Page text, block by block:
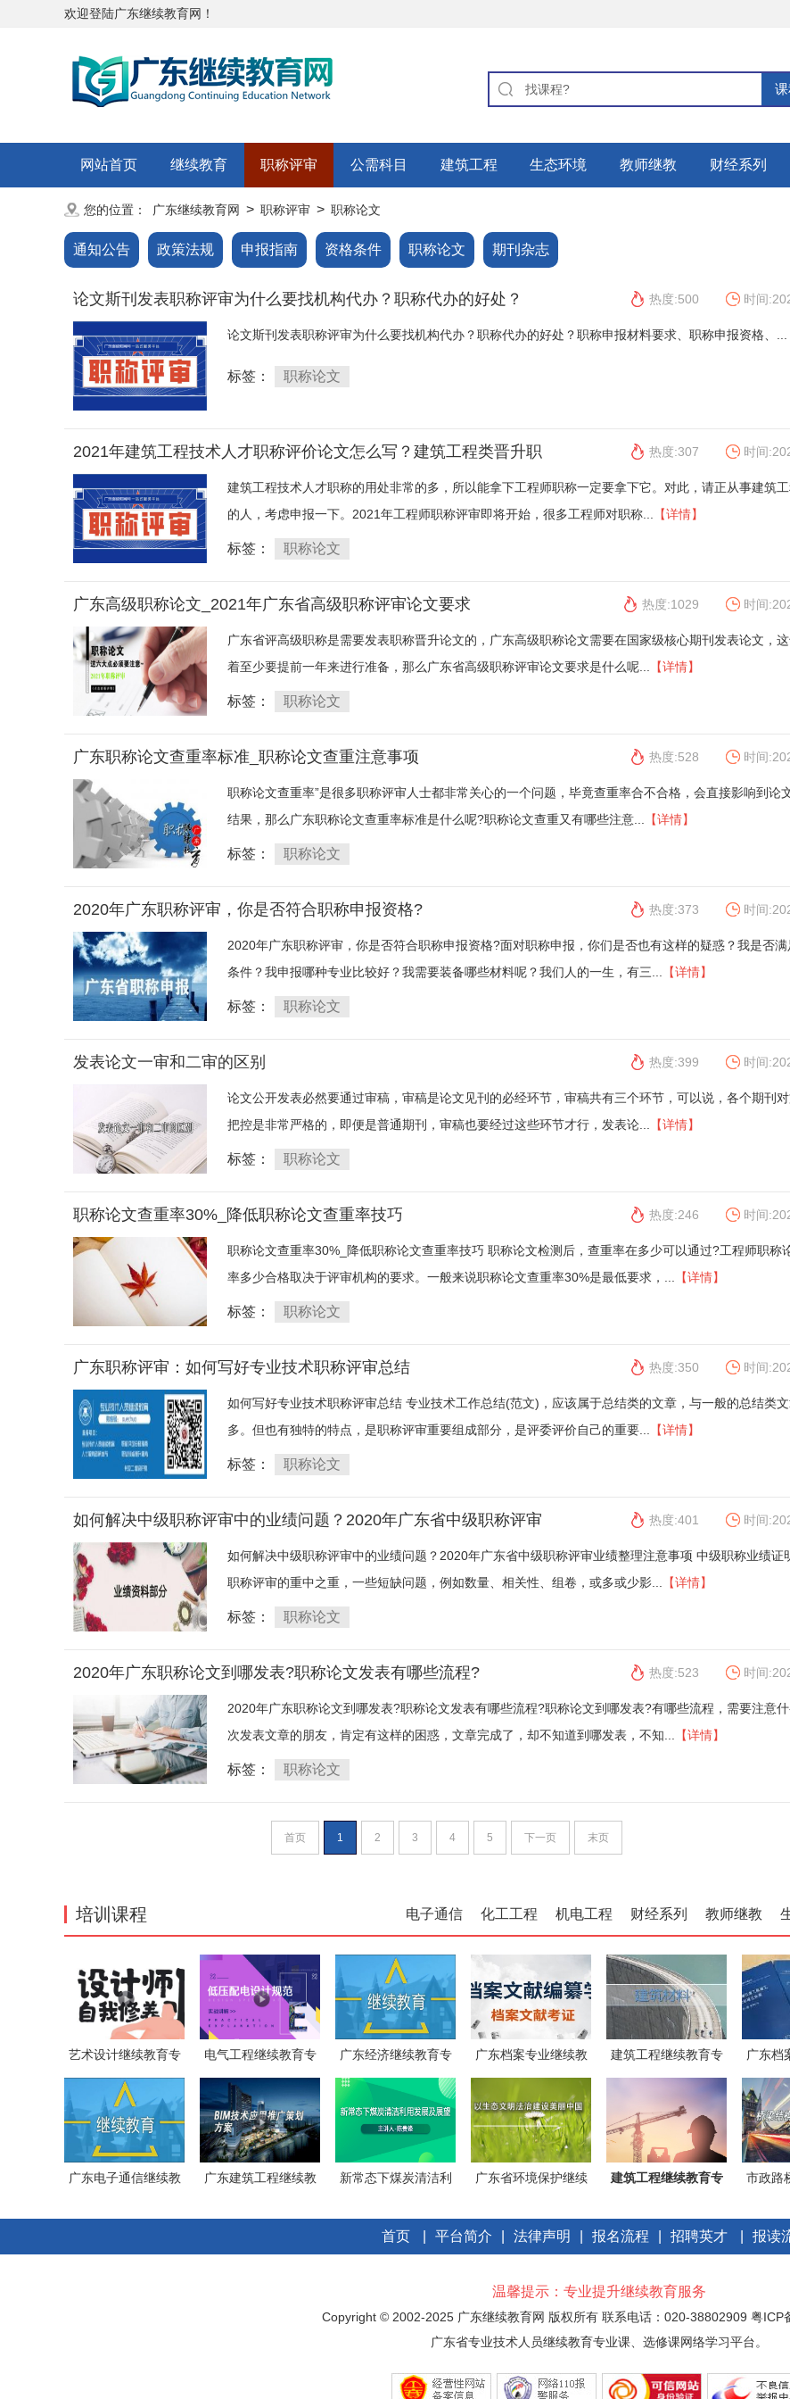
欢迎登陆广东继续教育网！
网站首页 继续教育 职称评审 公需科目 建筑工程 生态环境 教师继教 财经系列
您的位置： 广东继续教育网 > 职称评审 > 职称论文
通知公告 政策法规 申报指南 资格条件 职称论文 期刊杂志
论文斯刊发表职称评审为什么要找机构代办？职称代办的好处？ 时间
热度:500
论文斯刊发表职称评审为什么要找机构代办？职称代办的好处？职称申报材料要求、职称申报资格、...
标签： 职称论文
2021年建筑工程技术人才职称评价论文怎么写？建筑工程类晋升职 时间
热度:307
建筑工程技术人才职称的用处非常的多，所以能拿下工程师职称一定要拿下它。对此，请正从事建筑
的人，考虑申报一下。2021年工程师职称评审即将开始，很多工程师对职称...
【详情】
标签： 职称论文
广东高级职称论文_2021年广东省高级职称评审论文要求 时间
热度:1029
广东省评高级职称是需要发表职称晋升论文的，广东高级职称论文需要在国家级核心期刊发表论文，
着至少要提前一年来进行准备，那么广东省高级职称评审论文要求是什么呢...
【详情】
标签： 职称论文
广东职称论文查重率标准_职称论文查重注意事项 时间
热度:528
职称论文查重率”是很多职称评审人士都非常关心的一个问题，毕竟查重率合不合格，会直接影响到论
结果，那么广东职称论文查重率标准是什么呢?职称论文查重又有哪些注意...
【详情】
标签： 职称论文
2020年广东职称评审，你是否符合职称申报资格? 时间
热度:373
2020年广东职称评审，你是否符合职称申报资格?面对职称申报，你们是否也有这样的疑惑？我是否满
条件？我申报哪种专业比较好？我需要装备哪些材料呢？我们人的一生，有三...
【详情】
标签： 职称论文
发表论文一审和二审的区别 时间
热度:399
论文公开发表必然要通过审稿，审稿是论文见刊的必经环节，审稿共有三个环节，可以说，各个期刊
把控是非常严格的，即便是普通期刊，审稿也要经过这些环节才行，发表论...
【详情】
标签： 职称论文
职称论文查重率30%_降低职称论文查重率技巧 时间
热度:246
职称论文查重率30%_降低职称论文查重率技巧 职称论文检测后，查重率在多少可以通过?工程师职称
率多少合格取决于评审机构的要求。一般来说职称论文查重率30%是最低要求，...
【详情】
标签： 职称论文
广东职称评审：如何写好专业技术职称评审总结 时间
热度:350
如何写好专业技术职称评审总结 专业技术工作总结(范文)，应该属于总结类的文章，与一般的总结类
多。但也有独特的特点，是职称评审重要组成部分，是评委评价自己的重要...
【详情】
标签： 职称论文
如何解决中级职称评审中的业绩问题？2020年广东省中级职称评审 时间
热度:401
如何解决中级职称评审中的业绩问题？2020年广东省中级职称评审业绩整理注意事项 中级职称业绩证
职称评审的重中之重，一些短缺问题，例如数量、相关性、组卷，或多或少影...
【详情】
标签： 职称论文
2020年广东职称论文到哪发表?职称论文发表有哪些流程? 时间
热度:523
2020年广东职称论文到哪发表?职称论文发表有哪些流程?职称论文到哪发表?有哪些流程，需要注意
次发表文章的朋友，肯定有这样的困惑，文章完成了，却不知道到哪发表，不知...
【详情】
标签： 职称论文
首页 1 2 3 4 5 下一页 末页
培训课程 教师继教
财经系列
机电工程
化工工程
电子通信
艺术设计继续教育专
电气工程继续教育专
广东经济继续教育专
广东档案专业继续教
建筑工程继续教育专
广东档
广东电子通信继续教
广东建筑工程继续教
新常态下煤炭清洁利
广东省环境保护继续
建筑工程继续教育专
市政路
首页 平台简介 法律声明 报名流程 招聘英才 报读
温馨提示：专业提升继续教育服务
Copyright © 2002-2025 广东继续教育网 版权所有 联系电话：020-38802909 粤ICP
广东省专业技术人员继续教育专业课、选修课网络学习平台。